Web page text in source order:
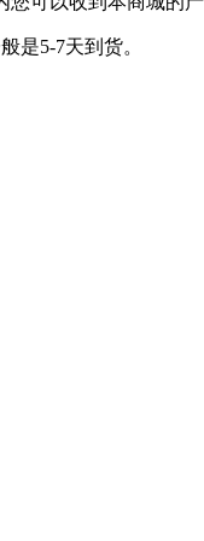
是5-7天到货。